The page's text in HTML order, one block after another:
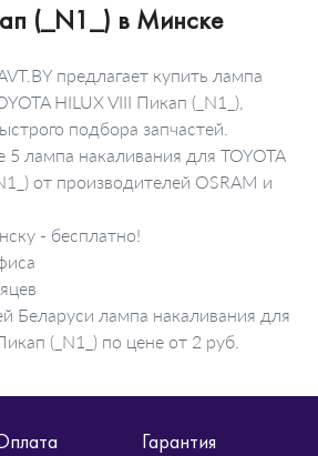
(_N1_) в Минске
предлагает купить лампа
HILUX VIII Пикап (_N1_),
подбора запчастей.
5 лампа накаливания для TOYOTA
от производителей OSRAM и
- бесплатно!
Беларуси лампа накаливания для
(_N1_) по цене от 2 руб.
Гарантия